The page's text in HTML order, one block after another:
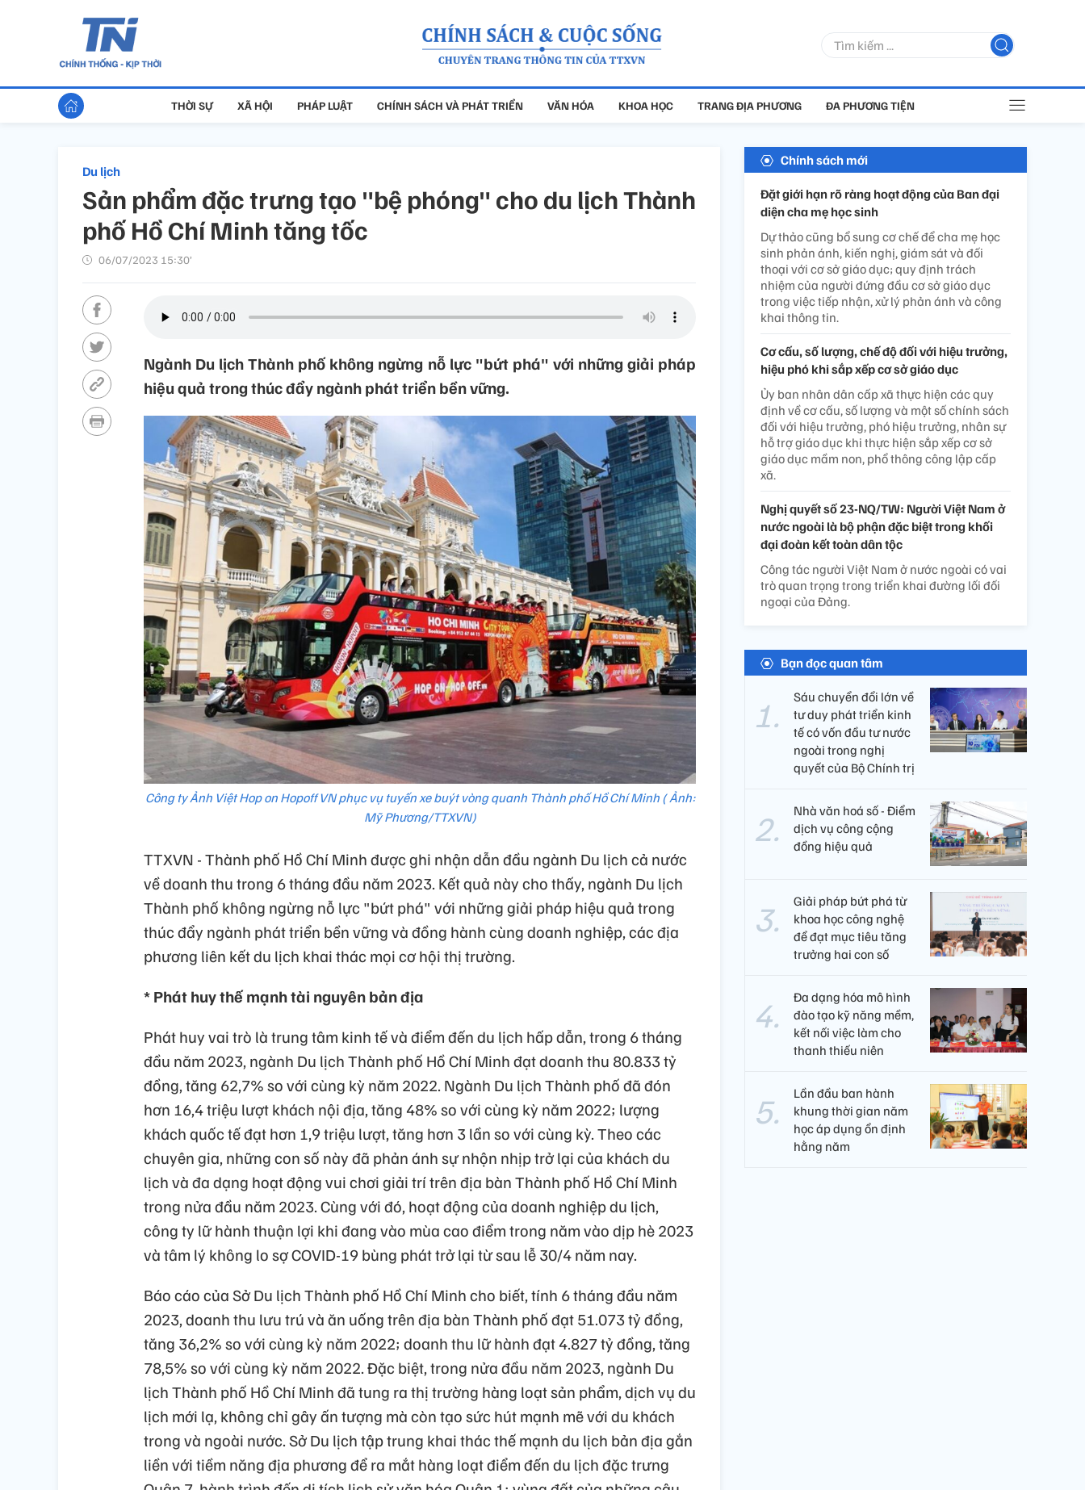
THỜI SỰ XÃ HỘI PHÁP LUẬT CHÍNH SÁCH VÀ PHÁT TRIỂN VĂN HÓA KHOA HỌC TRANG ĐỊA PHƯƠNG ĐA PHƯƠNG TIỆN
Du lịch
Sản phẩm đặc trưng tạo "bệ phóng" cho du lịch Thành
phố Hồ Chí Minh tăng tốc
06/07/2023 15:30’
Ngành Du lịch Thành phố không ngừng nỗ lực "bứt phá" với những giải pháp
hiệu quả trong thúc đẩy ngành phát triển bền vững.
Công ty Ảnh Việt Hop on Hopoff VN phục vụ tuyến xe buýt vòng quanh Thành phố Hồ Chí Minh ( Ảnh:
Mỹ Phương/TTXVN)
TTXVN - Thành phố Hồ Chí Minh được ghi nhận dẫn đầu ngành Du lịch cả nước
về doanh thu trong 6 tháng đầu năm 2023. Kết quả này cho thấy, ngành Du lịch
Thành phố không ngừng nỗ lực "bứt phá" với những giải pháp hiệu quả trong
thúc đẩy ngành phát triển bền vững và đồng hành cùng doanh nghiệp, các địa
phương liên kết du lịch khai thác mọi cơ hội thị trường.
* Phát huy thế mạnh tài nguyên bản địa
Phát huy vai trò là trung tâm kinh tế và điểm đến du lịch hấp dẫn, trong 6 tháng
đầu năm 2023, ngành Du lịch Thành phố Hồ Chí Minh đạt doanh thu 80.833 tỷ
đồng, tăng 62,7% so với cùng kỳ năm 2022. Ngành Du lịch Thành phố đã đón
hơn 16,4 triệu lượt khách nội địa, tăng 48% so với cùng kỳ năm 2022; lượng
khách quốc tế đạt hơn 1,9 triệu lượt, tăng hơn 3 lần so với cùng kỳ. Theo các
chuyên gia, những con số này đã phản ánh sự nhộn nhịp trở lại của khách du
lịch và đa dạng hoạt động vui chơi giải trí trên địa bàn Thành phố Hồ Chí Minh
trong nửa đầu năm 2023. Cùng với đó, hoạt động của doanh nghiệp du lịch,
công ty lữ hành thuận lợi khi đang vào mùa cao điểm trong năm vào dịp hè 2023
và tâm lý không lo sợ COVID-19 bùng phát trở lại từ sau lễ 30/4 năm nay.
Báo cáo của Sở Du lịch Thành phố Hồ Chí Minh cho biết, tính 6 tháng đầu năm
2023, doanh thu lưu trú và ăn uống trên địa bàn Thành phố đạt 51.073 tỷ đồng,
tăng 36,2% so với cùng kỳ năm 2022; doanh thu lữ hành đạt 4.827 tỷ đồng, tăng
78,5% so với cùng kỳ năm 2022. Đặc biệt, trong nửa đầu năm 2023, ngành Du
lịch Thành phố Hồ Chí Minh đã tung ra thị trường hàng loạt sản phẩm, dịch vụ du
lịch mới lạ, không chỉ gây ấn tượng mà còn tạo sức hút mạnh mẽ với du khách
trong và ngoài nước. Sở Du lịch tập trung khai thác thế mạnh du lịch bản địa gắn
liền với tiềm năng địa phương để ra mắt hàng loạt điểm đến du lịch đặc trưng
Chính sách mới
Đặt giới hạn rõ ràng hoạt động của Ban đại
diện cha mẹ học sinh
Dự thảo cũng bổ sung cơ chế để cha mẹ học
sinh phản ánh, kiến nghị, giám sát và đối
thoại với cơ sở giáo dục; quy định trách
nhiệm của người đứng đầu cơ sở giáo dục
trong việc tiếp nhận, xử lý phản ánh và công
khai thông tin.
Cơ cấu, số lượng, chế độ đối với hiệu trưởng,
hiệu phó khi sắp xếp cơ sở giáo dục
Ủy ban nhân dân cấp xã thực hiện các quy
định về cơ cấu, số lượng và một số chính sách
đối với hiệu trưởng, phó hiệu trưởng, nhân sự
hỗ trợ giáo dục khi thực hiện sắp xếp cơ sở
giáo dục mầm non, phổ thông công lập cấp
xã.
Nghị quyết số 23-NQ/TW: Người Việt Nam ở
nước ngoài là bộ phận đặc biệt trong khối
đại đoàn kết toàn dân tộc
Công tác người Việt Nam ở nước ngoài có vai
trò quan trọng trong triển khai đường lối đối
ngoại của Đảng.
Bạn đọc quan tâm
Sáu chuyển đổi lớn về
tư duy phát triển kinh
tế có vốn đầu tư nước
ngoài trong nghị
quyết của Bộ Chính trị
Nhà văn hoá số - Điểm
dịch vụ công cộng
đồng hiệu quả
Giải pháp bứt phá từ
khoa học công nghệ
để đạt mục tiêu tăng
trưởng hai con số
Đa dạng hóa mô hình
đào tạo kỹ năng mềm,
kết nối việc làm cho
thanh thiếu niên
Lần đầu ban hành
khung thời gian năm
học áp dụng ổn định
hằng năm